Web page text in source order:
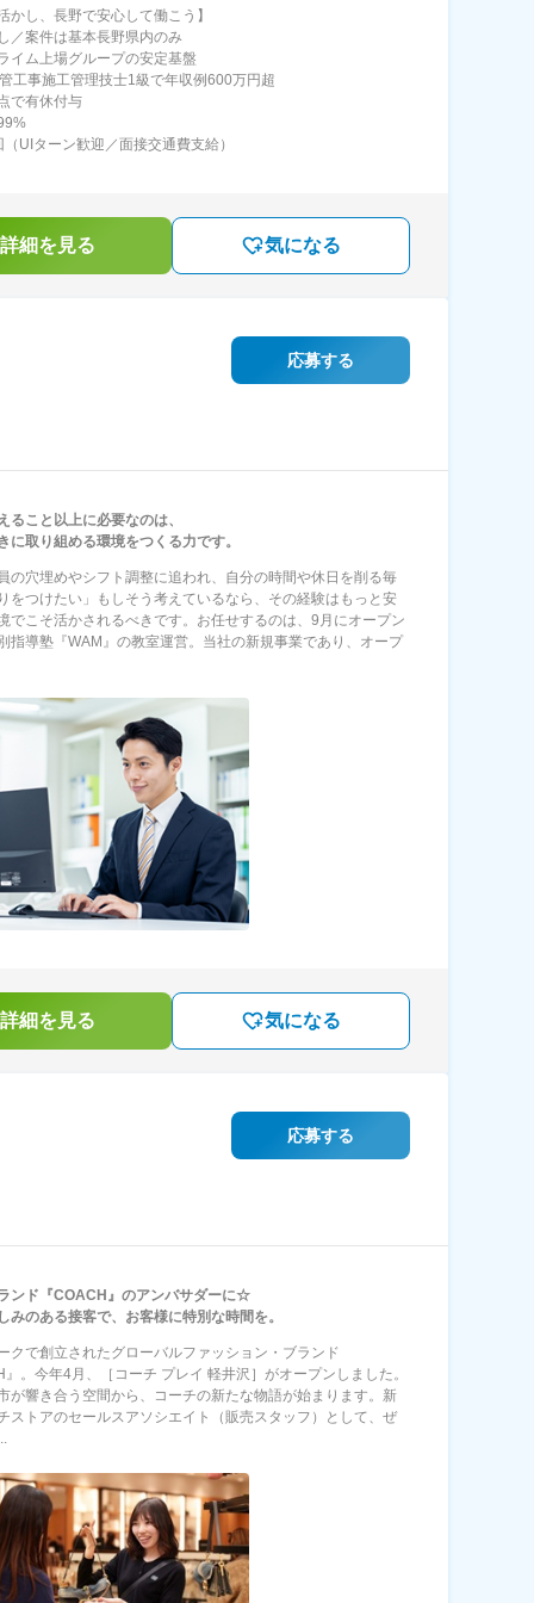
かし、長野で安心して働こう】
／案件は基本長野県内のみ
イム上場グループの安定基盤
工事施工管理技士1級で年収例600万円超
で有休付与
UIターン歓迎／面接交通費支給）
細を見る 気になる
応募する
ること以上に必要なのは、
に取り組める環境をつくる力です。
の穴埋めやシフト調整に追われ、自分の時間や休日を削る毎
をつけたい」もしそう考えているなら、その経験はもっと安
でこそ活かされるべきです。お任せするのは、9月にオープン
指導塾『WAM』の教室運営。当社の新規事業であり、オープ
細を見る 気になる
応募する
ンド『COACH』のアンバサダーに☆
みのある接客で、お客様に特別な時間を。
クで創立されたグローバルファッション・ブランド
』。今年4月、［コーチ プレイ 軽井沢］がオープンしました。
が響き合う空間から、コーチの新たな物語が始まります。新
ストアのセールスアソシエイト（販売スタッフ）として、ぜ